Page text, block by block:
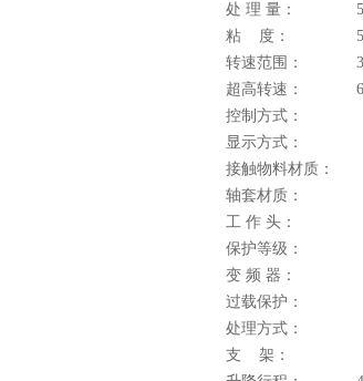
处 理 量：
粘 度：
转速范围：
超高转速：
控制方式：
显示方式：
接触物料材质：
轴套材质：
工 作 头：
保护等级：
变 频 器：
过载保护：
处理方式：
支 架：